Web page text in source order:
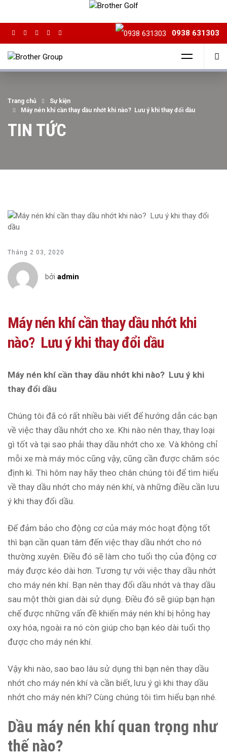
0938 631303
Trang chủ
Sự kiện
Máy nén khí cần thay dầu nhớt khi nào? Lưu ý khi thay đổi dầu
TIN TỨC
Tháng 2 03, 2020
bởi admin
Máy nén khí cần thay dầu nhớt khi
nào? Lưu ý khi thay đổi dầu
Máy nén khí cần thay dầu nhớt khi nào? Lưu ý khi
thay đổi dầu
Chúng tôi đã có rất nhiều bài viết để hướng dẫn các bạn
về việc thay dầu nhớt cho xe. Khi nào nên thay, thay loại
gì tốt và tại sao phải thay dầu nhớt cho xe. Và không chỉ
mỗi xe mà máy móc cũng vậy, cũng cần được chăm sóc
định kì. Thì hôm nay hãy theo chân chúng tôi để tìm hiểu
về thay dầu nhớt cho máy nén khí, và những điều cần lưu
ý khi thay đổi dầu.
Để đảm bảo cho động cơ của máy móc hoạt động tốt
thì bạn cần quan tâm đến việc thay dầu nhớt cho nó
thường xuyên. Điều đó sẽ làm cho tuổi thọ của động cơ
máy được kéo dài hơn. Tương tự với việc thay dầu nhớt
cho máy nén khí. Bạn nên thay đổi dầu nhớt và thay dầu
sau một thời gian dài sử dụng. Điều đó sẽ giúp bạn hạn
chế được những vấn đề khiến máy nén khí bị hỏng hay
oxy hóa, ngoài ra nó còn giúp cho bạn kéo dài tuổi thọ
được cho máy nén khí.
Vậy khi nào, sao bao lâu sử dụng thì bạn nên thay dầu
nhớt cho máy nén khí và cần biết, lưu ý gì khi thay dầu
nhớt cho máy nén khí? Cùng chúng tôi tìm hiểu bạn nhé.
Dầu máy nén khí quan trọng như
thế nào?